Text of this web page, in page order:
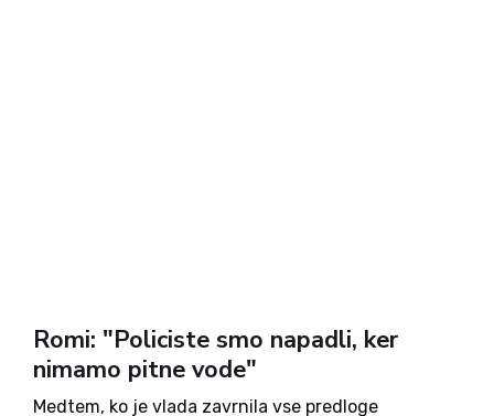
Romi: "Policiste smo napadli, ker
nimamo pitne vode"
Medtem, ko je vlada zavrnila vse predloge